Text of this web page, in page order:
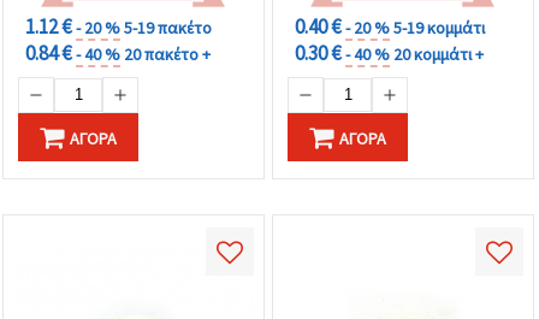
1.12 €- 20 %5-19 πακέτο
0.84 €- 40 % 20 πακέτο +
ΑΓΟΡΆ
0.40 €- 20 %5-19 κομμάτι
0.30 €- 40 % 20 κομμάτι +
ΑΓΟΡΆ